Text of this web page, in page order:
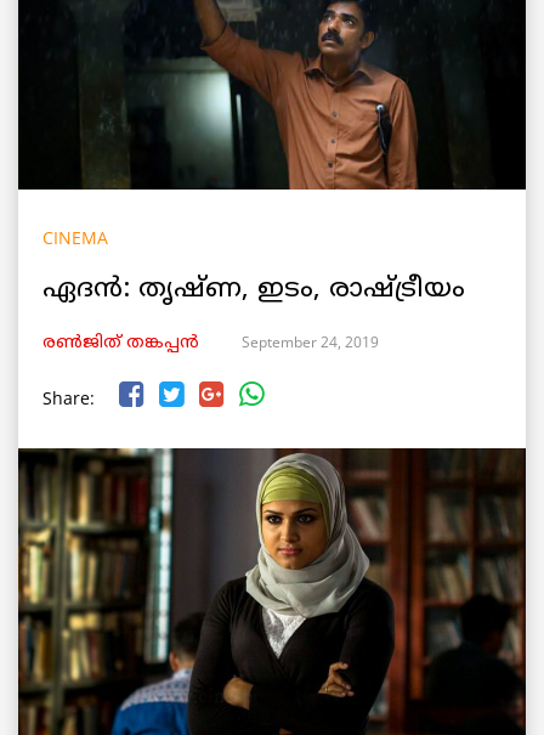
CINEMA
ഏദൻ: തൃഷ്ണ, ഇടം, രാഷ്ട്രീയം
രൺജിത് തങ്കപ്പൻ September 24, 2019
Share: